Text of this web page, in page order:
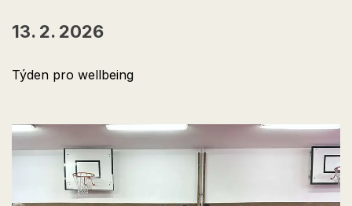
13. 2. 2026
Týden pro wellbeing